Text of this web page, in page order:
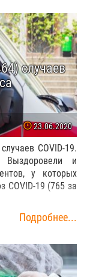
случаев
23.06.2020
COVID-19.
и
у которых
COVID-19 (765 за
Подробнее...